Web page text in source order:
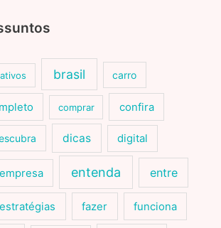
brasil carro
comprar confira
dicas digital
empresa entenda entre
estratégias fazer funciona